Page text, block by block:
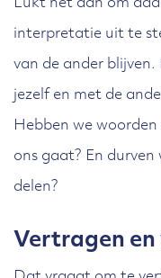
Lukt het dan om
interpretatie uit te
van de ander
jezelf en met de
Hebben we
ons gaat? En
delen?
Vertragen